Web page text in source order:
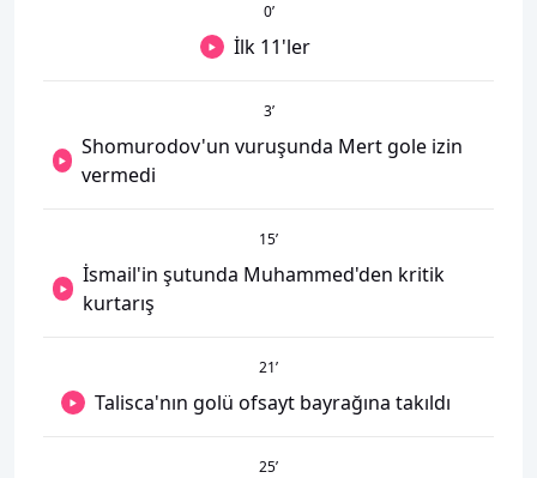
0’
İlk 11'ler
3’
Shomurodov'un vuruşunda Mert gole izin
vermedi
15’
İsmail'in şutunda Muhammed'den kritik
kurtarış
21’
Talisca'nın golü ofsayt bayrağına takıldı
25’